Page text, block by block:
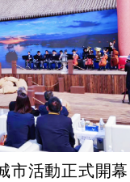
市活動正式開